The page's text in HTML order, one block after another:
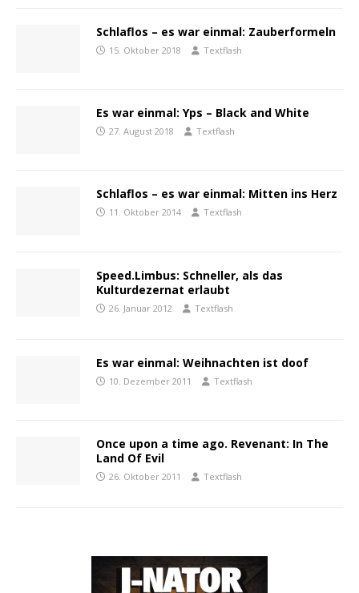
Schlaflos – es war einmal: Zauberformeln
15. Oktober 2018 Textflash
Es war einmal: Yps – Black and White
27. August 2018 Textflash
Schlaflos – es war einmal: Mitten ins Herz
11. Oktober 2014 Textflash
Speed.Limbus: Schneller, als das
Kulturdezernat erlaubt
26. Januar 2012 Textflash
Es war einmal: Weihnachten ist doof
10. Dezember 2011 Textflash
Once upon a time ago. Revenant: In The
Land Of Evil
26. Oktober 2011 Textflash